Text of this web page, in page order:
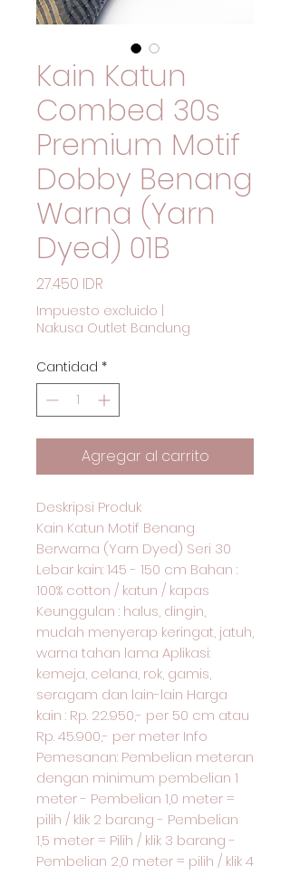
Kain Katun
Combed 30s
Premium Motif
Dobby Benang
Warna (Yarn
Dyed) 01B
27.450 IDR
Impuesto excluido
Nakusa Outlet Bandung
Cantidad *
Agregar al carrito
Deskripsi Produk
Kain Katun Motif Benang
Berwarna (Yarn Dyed) Seri 30
Lebar kain: 145 - 150 cm Bahan :
100% cotton / katun / kapas
Keunggulan : halus, dingin,
mudah menyerap keringat, jatuh,
warna tahan lama Aplikasi:
kemeja, celana, rok, gamis,
seragam dan lain-lain Harga
kain : Rp. 22.950,- per 50 cm atau
Rp. 45.900,- per meter Info
Pemesanan: Pembelian meteran
dengan minimum pembelian 1
meter - Pembelian 1,0 meter =
pilih / klik 2 barang - Pembelian
1,5 meter = Pilih / klik 3 barang -
Pembelian 2,0 meter = pilih / klik 4